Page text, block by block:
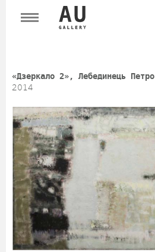
«Дзеркало 2», Лебединець Петро
2014